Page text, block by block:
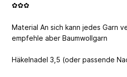
✿✿✿
Material An sich kann jedes Garn
empfehle aber Baumwollgarn
Häkelnadel 3,5 (oder passende